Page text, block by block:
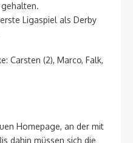
Ligaspiel als Derby
Carsten (2), Marco, Falk,
Homepage, an der mit
dahin müssen sich die